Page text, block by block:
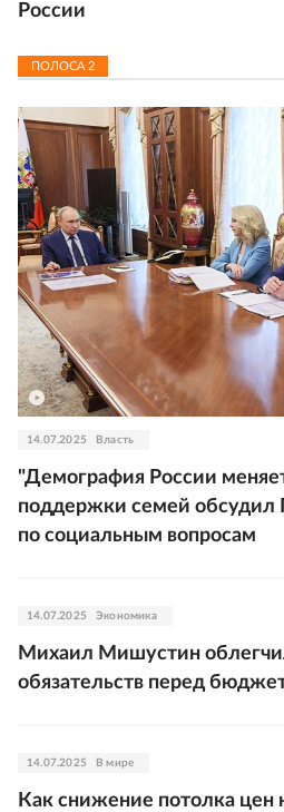
России
ПОЛОСА2
14.07.2025 Власть
"Демография России
поддержки семей обсудил
по социальным вопросам
14.07.2025 Экономика
Михаил Мишустин
обязательств перед
14.07.2025 В мире
Как снижение потолка цен